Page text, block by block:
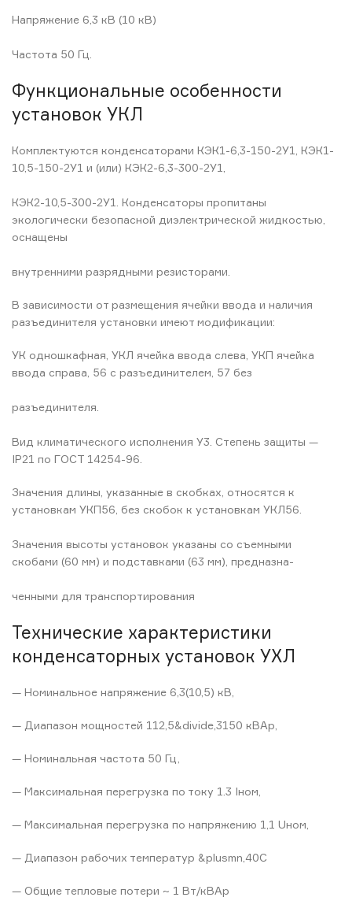
Напряжение 6,3 кВ (10 кВ)
Частота 50 Гц.
Функциональные особенности
установок УКЛ
Комплектуются конденсаторами КЭК1-6,3-150-2У1, КЭК1-
10,5-150-2У1 и (или) КЭК2-6,3-300-2У1,
КЭК2-10,5-300-2У1. Конденсаторы пропитаны
экологически безопасной диэлектрической жидкостью,
оснащены
внутренними разрядными резисторами.
В зависимости от размещения ячейки ввода и наличия
разъединителя установки имеют модификации:
УК одношкафная, УКЛ ячейка ввода слева, УКП ячейка
ввода справа, 56 с разъединителем, 57 без
разъединителя.
Вид климатического исполнения У3. Степень защиты —
IP21 по ГОСТ 14254-96.
Значения длины, указанные в скобках, относятся к
установкам УКП56, без скобок к установкам УКЛ56.
Значения высоты установок указаны со съемными
скобами (60 мм) и подставками (63 мм), предназна-
ченными для транспортирования
Технические характеристики
конденсаторных установок УХЛ
— Номинальное напряжение 6,3(10,5) кВ,
— Диапазон мощностей 112,5&divide,3150 кВАр,
— Номинальная частота 50 Гц,
— Максимальная перегрузка по току 1.3 Iном,
— Максимальная перегрузка по напряжению 1,1 Uном,
— Диапазон рабочих температур &plusmn,40С
— Общие тепловые потери ~ 1 Вт/кВАр